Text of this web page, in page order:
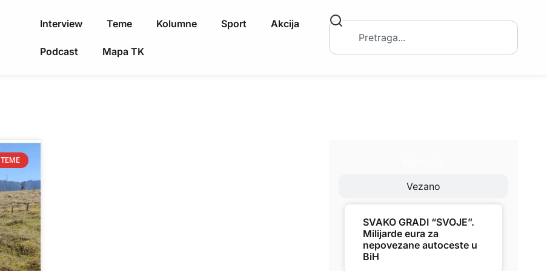
Interview Teme Kolumne Sport Akcija
Podcast Mapa TK
TEME
Vezano
SVAKO GRADI “SVOJE”.
Milijarde eura za
nepovezane autoceste u
BiH